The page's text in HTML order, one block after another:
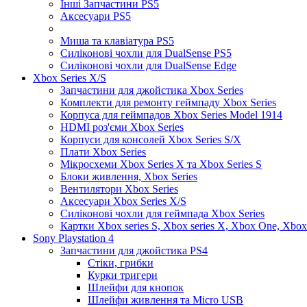
Інші Запчастини PS5
Аксесуари PS5
Миша та клавіатура PS5
Силіконові чохли для DualSense PS5
Силіконові чохли для DualSense Edge
Xbox Series X/S
Запчастини для джойстика Xbox Series
Комплекти для ремонту геймпаду Xbox Series
Корпуса для геймпадов Xbox Series Model 1914
HDMI роз'єми Xbox Series
Корпуси для консолей Xbox Series S/X
Плати Xbox Series
Мікросхеми Xbox Series X та Xbox Series S
Блоки живлення, Xbox Series
Вентилятори Xbox Series
Аксесуари Xbox Series X/S
Силіконові чохли для геймпада Xbox Series
Картки Xbox series S, Xbox series X, Xbox One,
Sony Playstation 4
Запчастини для джойстика PS4
Стіки, грибки
Курки тригери
Шлейфи для кнопок
Шлейфи живлення та Micro USB